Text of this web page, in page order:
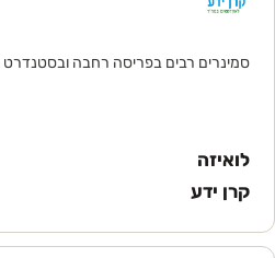
סמינרים רבים בפריסה רחבה ובסטנדרט
לואיזה
קרן ידע